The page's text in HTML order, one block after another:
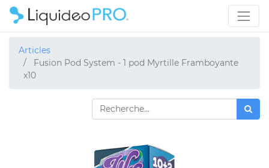
Articles
Fusion Pod System - 1 pod Myrtille Framboyante
x10